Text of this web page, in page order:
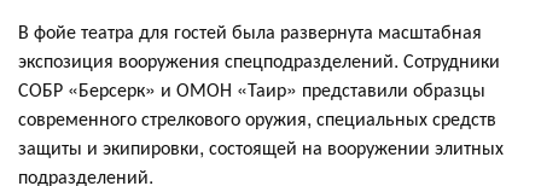
В фойе театра для гостей была развернута масштабная
экспозиция вооружения спецподразделений. Сотрудники
СОБР «Берсерк» и ОМОН «Таир» представили образцы
современного стрелкового оружия, специальных средств
защиты и экипировки, состоящей на вооружении элитных
подразделений.